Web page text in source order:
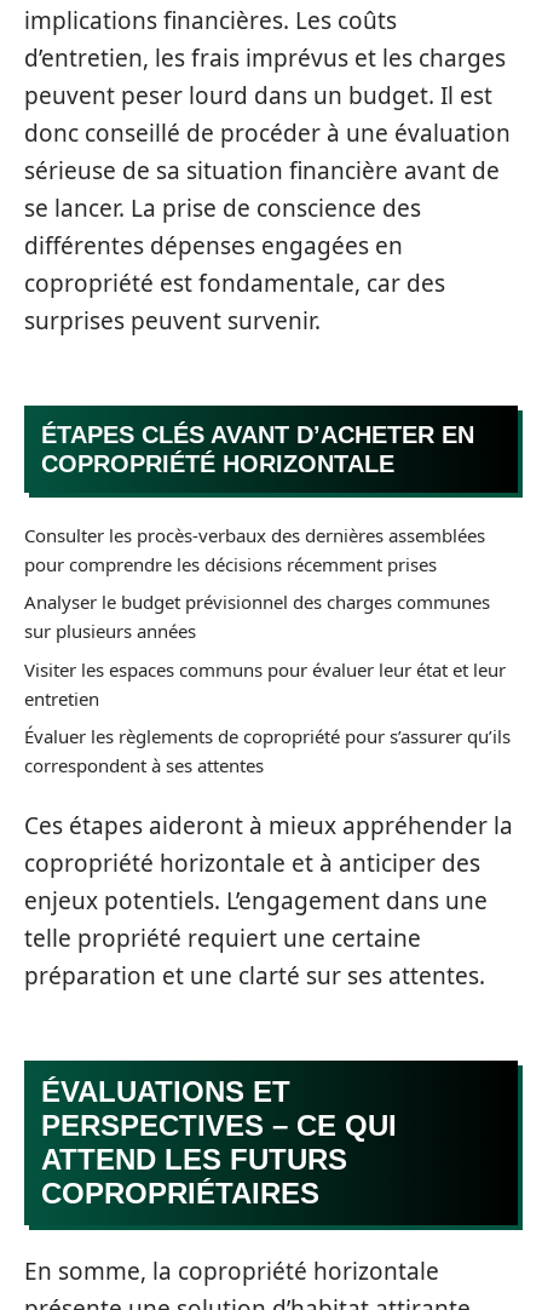
implications financières. Les coûts
d’entretien, les frais imprévus et les charges
peuvent peser lourd dans un budget. Il est
donc conseillé de procéder à une évaluation
sérieuse de sa situation financière avant de
se lancer. La prise de conscience des
différentes dépenses engagées en
copropriété est fondamentale, car des
surprises peuvent survenir.
ÉTAPES CLÉS AVANT D’ACHETER EN
COPROPRIÉTÉ HORIZONTALE
Consulter les procès-verbaux des dernières assemblées
pour comprendre les décisions récemment prises
Analyser le budget prévisionnel des charges communes
sur plusieurs années
Visiter les espaces communs pour évaluer leur état et leur
entretien
Évaluer les règlements de copropriété pour s’assurer qu’ils
correspondent à ses attentes
Ces étapes aideront à mieux appréhender la
copropriété horizontale et à anticiper des
enjeux potentiels. L’engagement dans une
telle propriété requiert une certaine
préparation et une clarté sur ses attentes.
ÉVALUATIONS ET
PERSPECTIVES – CE QUI
ATTEND LES FUTURS
COPROPRIÉTAIRES
En somme, la copropriété horizontale